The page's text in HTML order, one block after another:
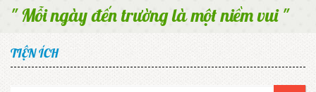
" Mỗi ngày đến trường là một niềm vui "
TIỆN ÍCH